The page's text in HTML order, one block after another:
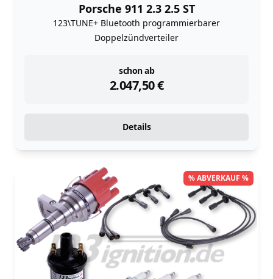
Porsche 911 2.3 2.5 ST
123\TUNE+ Bluetooth programmierbarer
Doppelzündverteiler
schon ab
2.047,50€
instock
Details
% ABVERKAUF %